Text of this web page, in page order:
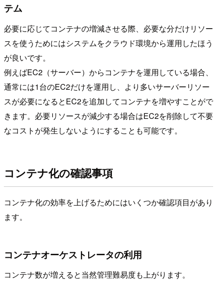
テム
必要に応じてコンテナの増減させる際、必要な分だけリソー
スを使うためにはシステムをクラウド環境から運用したほう
が良いです。
例えばEC2（サーバー）からコンテナを運用している場合、
通常には1台のEC2だけを運用し、より多いサーバーリソー
スが必要になるとEC2を追加してコンテナを増やすことがで
きます。必要リソースが減少する場合はEC2を削除して不要
なコストが発生しないようにすることも可能です。
コンテナ化の確認事項
コンテナ化の効率を上げるためにはいくつか確認項目があり
ます。
コンテナオーケストレータの利用
コンテナ数が増えると当然管理難易度も上がります。